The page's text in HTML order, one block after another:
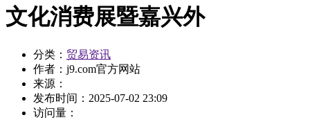
文化消费展暨嘉兴外
分类： 贸易资讯
作者： j9.com官方网站
来源：
发布时间： 2025-07-02 23:09
访问量：